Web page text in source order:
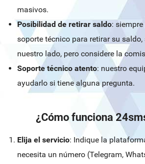
masivos.
Posibilidad de retirar saldo:
soporte técnico para retirar su
nuestro lado, pero considere la
Soporte técnico atento: nuestro
ayudarlo si tiene alguna pregunta.
¿Cómo funciona
Elija el servicio: Indique la
necesita un número (Telegram,